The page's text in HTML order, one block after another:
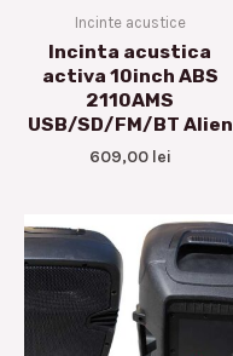
Incinte acustice
Incinta acustica
activa 10inch ABS
2110AMS
USB/SD/FM/BT Alien
609,00 lei